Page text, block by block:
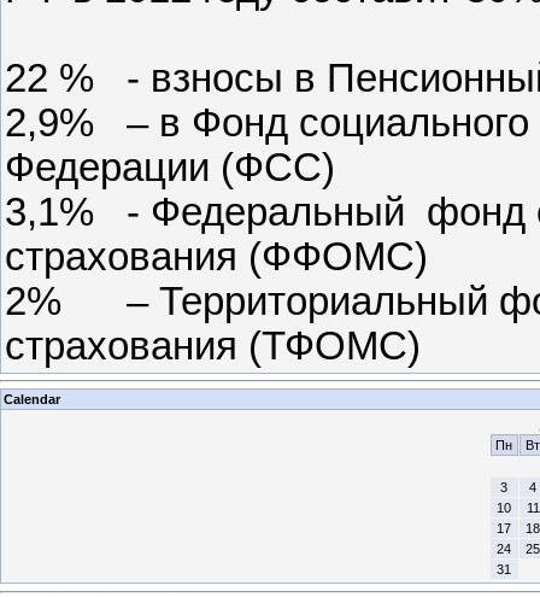
22 % - взносы в
2,9% – в Фонд социального
Федерации (ФСС)
3,1% - Федеральный фонд
страхования (ФФОМС)
2% – Территориальный
страхования (ТФОМС)
Calendar
Пн
Вт
3
4
10
11
17
18
24
25
31